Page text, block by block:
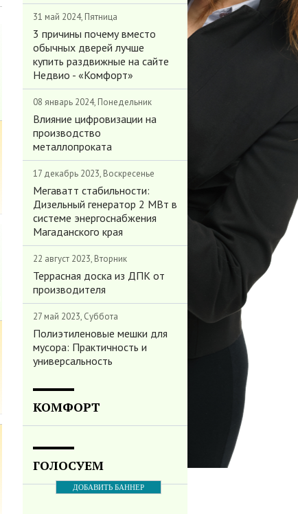
31 май 2024, Пятница
3 причины почему вместо
обычных дверей лучше
купить раздвижные на сайте
Недвио - «Комфорт»
08 январь 2024, Понедельник
Влияние цифровизации на
производство
металлопроката
17 декабрь 2023, Воскресенье
Мегаватт стабильности:
Дизельный генератор 2 МВт в
системе энергоснабжения
Магаданского края
22 август 2023, Вторник
Террасная доска из ДПК от
производителя
27 май 2023, Суббота
Полиэтиленовые мешки для
мусора: Практичность и
универсальность
КОМФОРТ
ГОЛОСУЕМ
ДОБАВИТЬ БАННЕР